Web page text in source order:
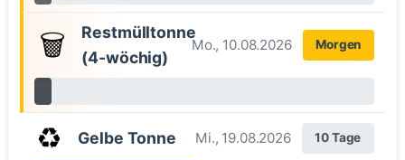
🗑️
Restmülltonne
(4-wöchig)
Mo., 10.08.2026 Morgen
♻️ Gelbe Tonne Mi., 19.08.2026 10 Tage